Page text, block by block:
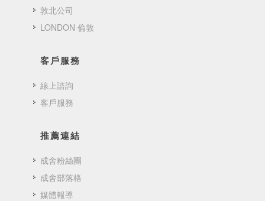
敦北公司
LONDON 倫敦
客戶服務
線上諮詢
客戶服務
推薦連結
成舍粉絲團
成舍部落格
媒體報導